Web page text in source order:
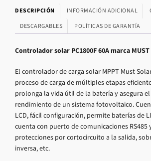
DESCRIPCIÓN INFORMACIÓN ADICIONAL
DESCARGABLES
POLÍTICAS DE GARANTÍA
Controlador solar PC1800F 60A marca MUST
El controlador de carga solar MPPT Must
proceso de carga de múltiples etapas
prolonga la vida útil de la batería y asegura
rendimiento de un sistema fotovoltaico.
LCD, fácil configuración, permite baterías de
cuenta con puerto de comunicaciones RS485
protecciones por cortocircuito a la salida,
inversa, etc.